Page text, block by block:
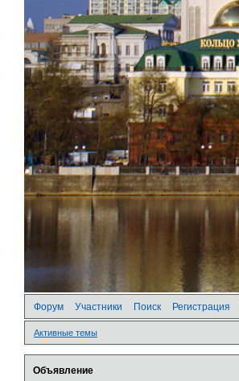
Форум Участники Поиск Регистрация
Активные темы
Объявление